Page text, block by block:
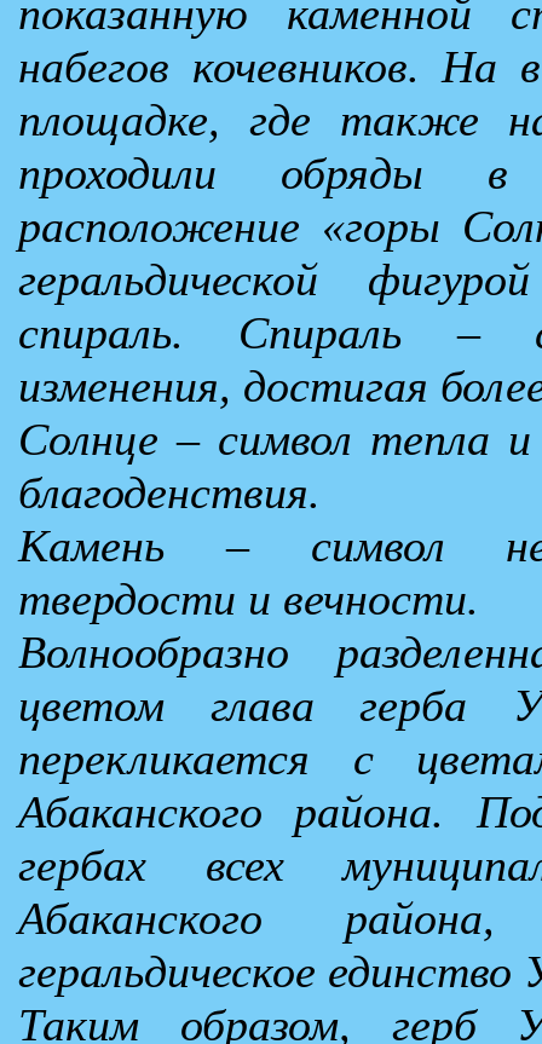
показанную каменной
набегов кочевников. На
площадке, где также
проходили обряды
расположение «горы
геральдической
спираль. Спираль –
изменения, достигая
Солнце – символ тепла
благоденствия.
Камень – символ
твердости и вечности.
Волнообразно
цветом глава герба
перекликается с
Абаканского района.
гербах всех
Абаканского
геральдическое
Таким образом, герб